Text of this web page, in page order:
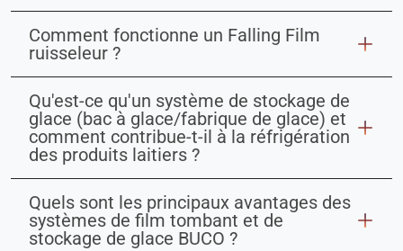
Comment fonctionne un Falling Film
ruisseleur ?
Qu'est-ce qu'un système de stockage de
glace (bac à glace/fabrique de glace) et
comment contribue-t-il à la réfrigération
des produits laitiers ?
Quels sont les principaux avantages des
systèmes de film tombant et de
stockage de glace BUCO ?